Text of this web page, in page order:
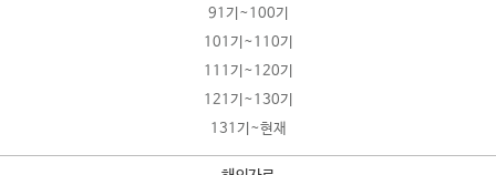
91기~100기
101기~110기
111기~120기
121기~130기
131기~현재